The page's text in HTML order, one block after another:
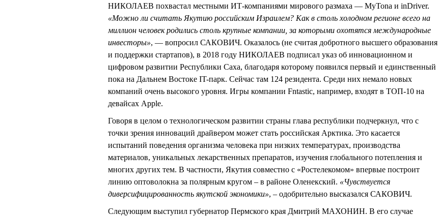
НИКОЛАЕВ похвастал местными ИТ-компаниями мирового размаха — MyTona и inDriver.
«Можно ли считать Якутию российским Израилем? Как в столь холодном регионе всего на
миллион человек родились столь крупные компании, за которыми охотятся международные
инвесторы», — вопросил САКОВИЧ. Оказалось (не считая добротного высшего образования
и поддержки стартапов), в 2018 году НИКОЛАЕВ подписал указ об инновационном и
цифровом развитии Республики Саха, благодаря которому появился первый и единственный
пока на Дальнем Востоке IT-парк. Сейчас там 124 резидента. Среди них немало новых
компаний очень высокого уровня. Игры компании Fntastic, например, входят в ТОП-10 на
девайсах Apple.
Говоря в целом о технологическом развитии страны глава республики подчеркнул, что с
точки зрения инноваций драйвером может стать российская Арктика. Это касается
испытаний поведения организма человека при низких температурах, производства
материалов, уникальных лекарственных препаратов, изучения глобального потепления и
многих других тем. В частности, Якутия совместно c «Ростелекомом» впервые построит
линию оптоволокна за полярным кругом – в районе Оленекский. «Чувствуется
диверсифицированность якутской экономики», – одобрительно высказался САКОВИЧ.
Следующим выступил губернатор Пермского края Дмитрий МАХОНИН. В его случае